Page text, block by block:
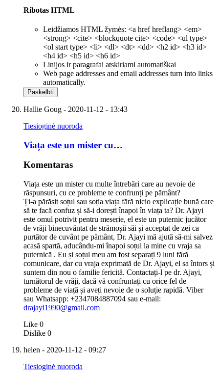
Ribotas HTML
Leidžiamos HTML žymės: <a href hreflang> <em>
<strong> <cite> <blockquote cite> <code> <ul type>
<ol start type> <li> <dl> <dt> <dd> <h2 id> <h3 id>
<h4 id> <h5 id> <h6 id>
Linijos ir paragrafai atskiriami automatiškai
Web page addresses and email addresses turn into links
automatically.
Hallie Goug - 2020-11-12 - 13:43
Tiesioginė nuoroda
Viața este un mister cu…
Komentaras
Viața este un mister cu multe întrebări care au nevoie de
răspunsuri, cu ce probleme te confrunți pe pământ?
Ți-a părăsit soțul sau soția viața fără nicio explicație bună care
să te facă confuz și să-i dorești înapoi în viața ta? Dr. Ajayi
este omul potrivit pentru meserie, el este un puternic jucător
de vrăji binecuvântat de strămoșii săi și acceptat de zei ca
purtător de cuvânt pe pământ, Dr. Ajayi mă ajută să-mi salvez
acasă spartă, aducându-mi înapoi soțul la mine cu vraja sa
puternică . Eu și soțul meu am fost separați 9 luni fără
comunicare, dar cu vraja exprimată de Dr. Ajayi, el sa întors și
suntem din nou o familie fericită. Contactați-l pe dr. Ajayi,
turnătorul de vrăji, dacă vă confruntați cu orice fel de
probleme de viață și aveți nevoie de o soluție rapidă. Viber
sau Whatsapp: +2347084887094 sau e-mail:
drajayi1990@gmail.com
Like 0
Dislike 0
helen - 2020-11-12 - 09:27
Tiesioginė nuoroda